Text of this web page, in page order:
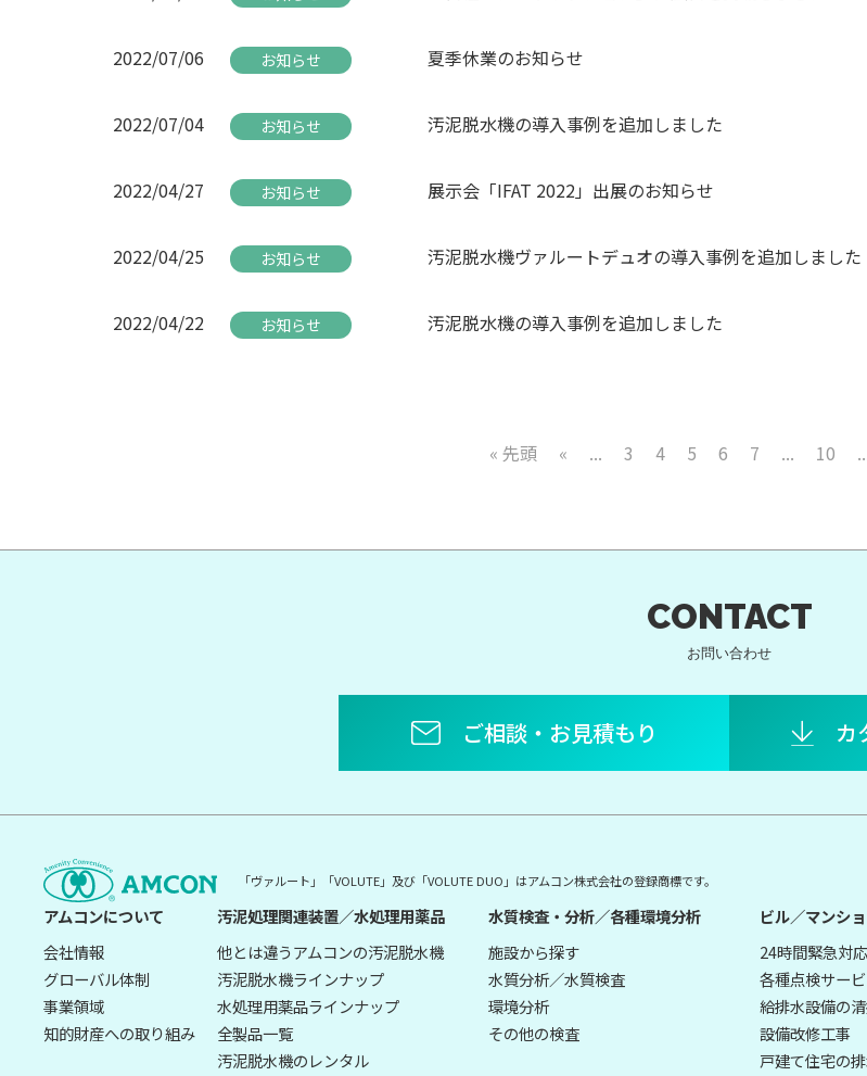
2022/07/06 お知らせ 夏季休業のお知らせ
2022/07/04 お知らせ 汚泥脱水機の導入事例を追加しました
2022/04/27 お知らせ 展示会「IFAT 2022」出展のお知らせ
2022/04/25 お知らせ 汚泥脱水機ヴァルートデュオの導入事例を追加しました
2022/04/22 お知らせ 汚泥脱水機の導入事例を追加しました
« 先頭 « ... 3 4 5 6 7 ... 10
CONTACT
お問い合わせ
ご相談・お見積もり カ
「ヴァルート」「VOLUTE」及び「VOLUTE DUO」はアムコン株式会社の登録商標です。
アムコンについて
会社情報
グローバル体制
事業領域
知的財産への取り組み
汚泥処理関連装置／水処理用薬品
他とは違うアムコンの汚泥脱水機
汚泥脱水機ラインナップ
水処理用薬品ラインナップ
全製品一覧
汚泥脱水機のレンタル
水質検査・分析／各種環境分析
施設から探す
水質分析／水質検査
環境分析
その他の検査
ビル／マンシ
24時間緊急対
各種点検サー
給排水設備の
設備改修工事
戸建て住宅の